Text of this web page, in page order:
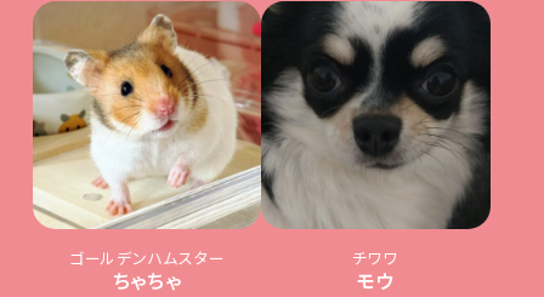
ゴールデンハムスター
ちゃちゃ
チワワ
モウ